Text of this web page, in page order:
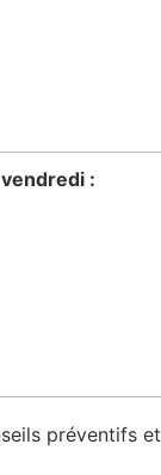
:
préventifs et